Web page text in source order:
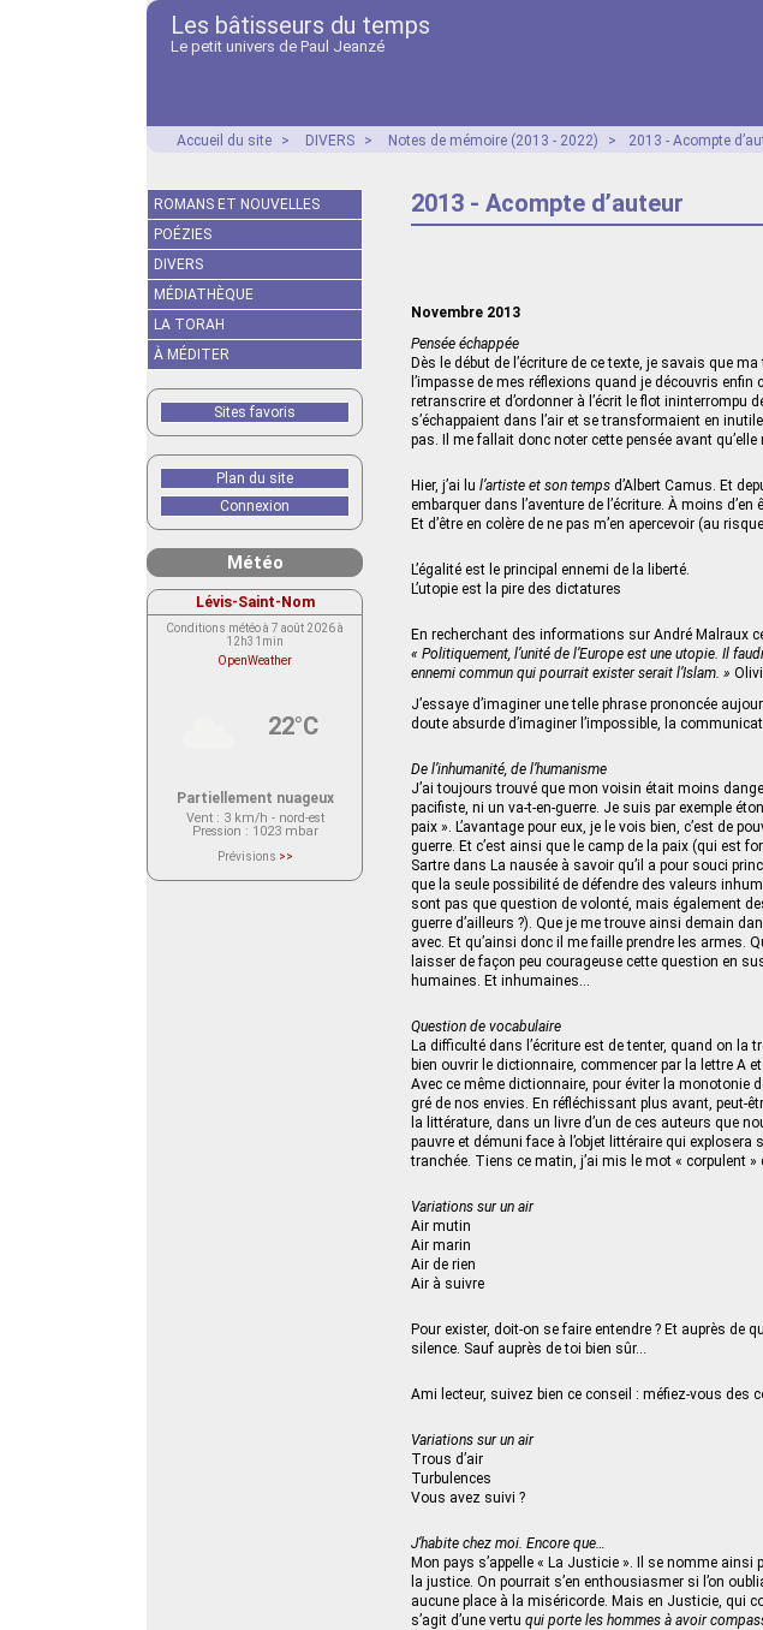
Les bâtisseurs du temps
Le petit univers de Paul Jeanzé
Accueil du site > DIVERS > Notes de mémoire (2013 - 2022) > 2013 - Acompte
2013 - Acompte d’auteur
Novembre 2013
Pensée échappée
Dès le début de l’écriture de ce texte, je savais que
l’impasse de mes réflexions quand je découvris
retranscrire et d’ordonner à l’écrit le flot ininterrompu
s’échappaient dans l’air et se transformaient en
pas. Il me fallait donc noter cette pensée avant qu’elle
Hier, j’ai lu l’artiste et son temps d’Albert Camus. Et
embarquer dans l’aventure de l’écriture. À moins
Et d’être en colère de ne pas m’en apercevoir (au
L’égalité est le principal ennemi de la liberté.
L’utopie est la pire des dictatures
En recherchant des informations sur André Malraux
« Politiquement, l’unité de l’Europe est une utopie. Il
ennemi commun qui pourrait exister serait l’Islam. »
J’essaye d’imaginer une telle phrase prononcée
doute absurde d’imaginer l’impossible, la
De l’inhumanité, de l’humanisme
J’ai toujours trouvé que mon voisin était moins
pacifiste, ni un va‑t-en-guerre. Je suis par exemple
paix ». L’avantage pour eux, je le vois bien, c’est de
guerre. Et c’est ainsi que le camp de la paix (qui est
Sartre dans La nausée à savoir qu’il a pour souci
que la seule possibilité de défendre des valeurs
sont pas que question de volonté, mais également
guerre d’ailleurs ?). Que je me trouve ainsi demain
avec. Et qu’ainsi donc il me faille prendre les armes.
laisser de façon peu courageuse cette question en
humaines. Et inhumaines…
Question de vocabulaire
La difficulté dans l’écriture est de tenter, quand on la
bien ouvrir le dictionnaire, commencer par la lettre A
Avec ce même dictionnaire, pour éviter la monotonie
gré de nos envies. En réfléchissant plus avant, peut-
la littérature, dans un livre d’un de ces auteurs que
pauvre et démuni face à l’objet littéraire qui
tranchée. Tiens ce matin, j’ai mis le mot « corpulent
Variations sur un air
Air mutin
Air marin
Air de rien
Air à suivre
Pour exister, doit-on se faire entendre ? Et auprès de
silence. Sauf auprès de toi bien sûr…
Ami lecteur, suivez bien ce conseil : méfiez-vous des
Variations sur un air
Trous d’air
Turbulences
Vous avez suivi ?
J’habite chez moi. Encore que…
Mon pays s’appelle « La Justicie ». Il se nomme
la justice. On pourrait s’en enthousiasmer si l’on
aucune place à la miséricorde. Mais en Justicie, qui
s’agit d’une vertu qui porte les hommes à avoir
ROMANS ET NOUVELLES
POÉZIES
DIVERS
MÉDIATHÈQUE
LA TORAH
À MÉDITER
Sites favoris
Plan du site
Connexion
Météo
Lévis-Saint-Nom
Conditions météo à 7 août 2026 à
12h31min
OpenWeather
22°C
Partiellement nuageux
Vent: 3 km/h - nord-est
Pression : 1023 mbar
Prévisions >>
actuellement aucune prévision